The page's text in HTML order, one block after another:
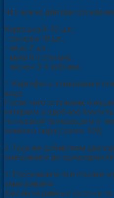
Что нужно для
Картошка 8-10 шт.;
- сосиски 10 шт.;
- яйцо 2 шт.;
- мука 0.5 стакана;
- чеснок 3-4 зубчика.
1. Картофель отмываем и
воде.
После чего остужаем,
натираем в удобную
толкушкой превращаем в
немного сыра (грамм 100)
2. Туда же добавляем два
смешиваем до однородности
3. Просеиваем пол стакана
замешиваем.
Делим на равные кусочки по